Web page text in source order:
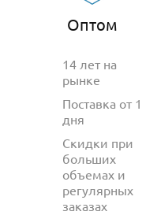
Оптом
14 лет на
рынке
Поставка от 1
дня
Скидки при
больших
объемах и
регулярных
заказах